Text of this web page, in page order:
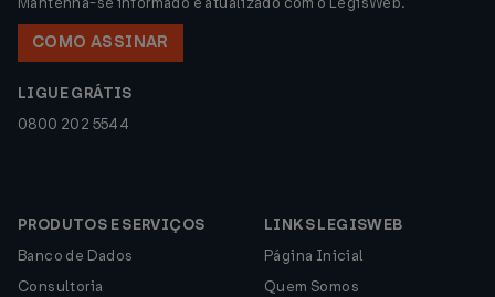
COMO ASSINAR
LIGUE GRÁTIS
0800 202 5544
PRODUTOS E SERVIÇOS
Banco de Dados
Consultoria
LINKS LEGISWEB
Página Inicial
Quem Somos